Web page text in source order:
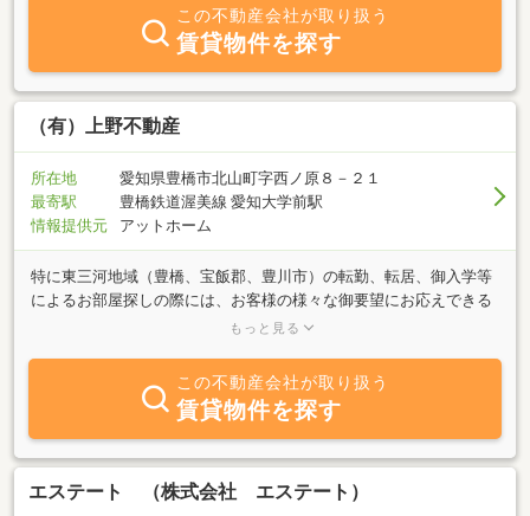
アドバイス等、暮らしや財産に関わるさまざまな情報も提供してい
ます。親子二世代に渡る銀行経験者の二人が、あなたのご要望にお
応えすべく、お待ちしております。南部エリアの土地探しなら、ま
ずは当社へお電話を、相続ご相談等も、是非、併設の市川行政書士
事務所へお気軽にお問い合わせください。
この不動産会社が取り扱う
賃貸物件を探す
（有）上野不動産
所在地
愛知県豊橋市北山町字西ノ原８－２１
最寄駅
豊橋鉄道渥美線 愛知大学前駅
情報提供元
アットホーム
特に東三河地域（豊橋、宝飯郡、豊川市）の転勤、転居、御入学等
によるお部屋探しの際には、お客様の様々な御要望にお応えできる
よう、多数の賃貸物件を取り揃えております。「誠実」をモットー
のあらゆる御相談にも、「親切」、「丁寧」に応じますので、お気
軽にお問い合わせ下さい。
もっと見る
この不動産会社が取り扱う
賃貸物件を探す
エステート （株式会社 エステート）